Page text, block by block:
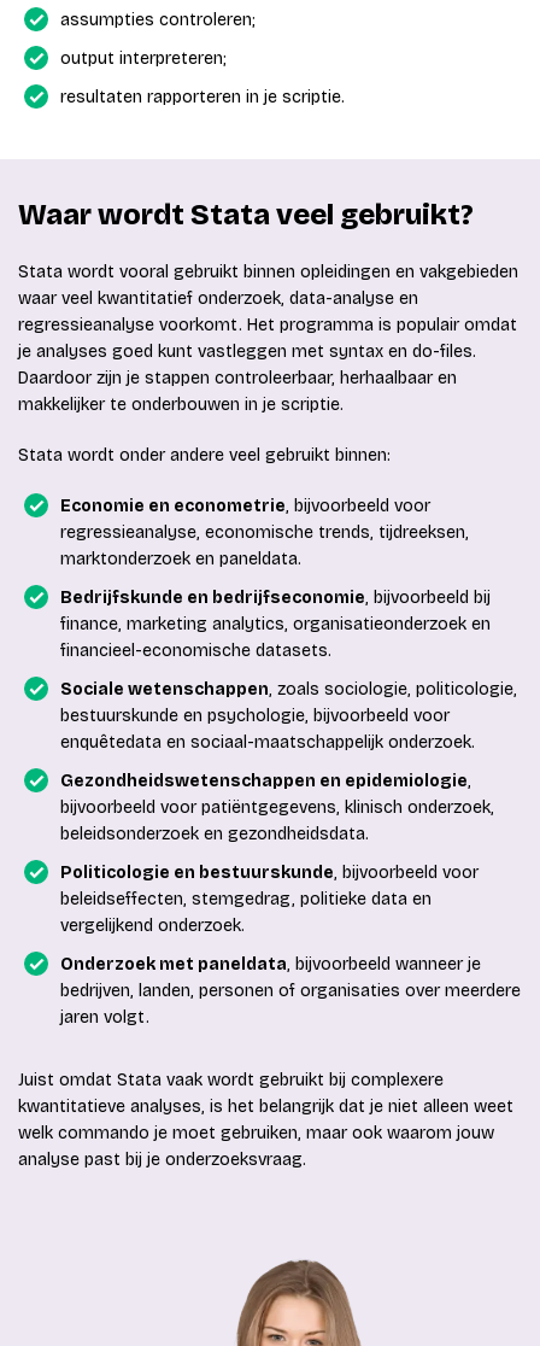
assumpties controleren;
output interpreteren;
resultaten rapporteren in je scriptie.
Waar wordt Stata veel gebruikt?
Stata wordt vooral gebruikt binnen opleidingen en vakgebieden
waar veel kwantitatief onderzoek, data-analyse en
regressieanalyse voorkomt. Het programma is populair omdat
je analyses goed kunt vastleggen met syntax en do-files.
Daardoor zijn je stappen controleerbaar, herhaalbaar en
makkelijker te onderbouwen in je scriptie.
Stata wordt onder andere veel gebruikt binnen:
Economie en econometrie, bijvoorbeeld voor
regressieanalyse, economische trends, tijdreeksen,
marktonderzoek en paneldata.
Bedrijfskunde en bedrijfseconomie, bijvoorbeeld bij
finance, marketing analytics, organisatieonderzoek en
financieel-economische datasets.
Sociale wetenschappen, zoals sociologie, politicologie,
bestuurskunde en psychologie, bijvoorbeeld voor
enquêtedata en sociaal-maatschappelijk onderzoek.
Gezondheidswetenschappen en epidemiologie,
bijvoorbeeld voor patiëntgegevens, klinisch onderzoek,
beleidsonderzoek en gezondheidsdata.
Politicologie en bestuurskunde, bijvoorbeeld voor
beleidseffecten, stemgedrag, politieke data en
vergelijkend onderzoek.
Onderzoek met paneldata, bijvoorbeeld wanneer je
bedrijven, landen, personen of organisaties over meerdere
jaren volgt.
Juist omdat Stata vaak wordt gebruikt bij complexere
kwantitatieve analyses, is het belangrijk dat je niet alleen weet
welk commando je moet gebruiken, maar ook waarom jouw
analyse past bij je onderzoeksvraag.